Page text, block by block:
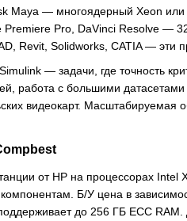
Maya — многоядерный Xeon
Pro, DaVinci Resolve —
Revit, Solidworks, CATIA —
— задачи, где точность
работа с большими
видеокарт.
от HP на процессорах
Б/У цена в
до 256 ГБ ECC